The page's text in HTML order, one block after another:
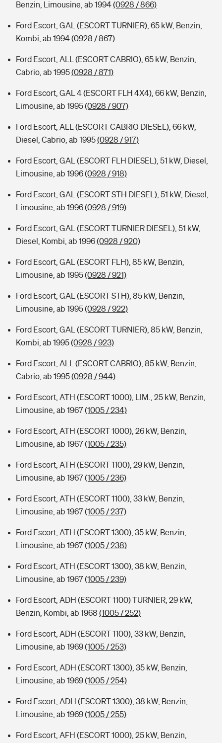
Benzin, Limousine, ab 1994(0928 / 866)
Ford Escort, GAL (ESCORT TURNIER), 65 kW, Benzin,
Kombi, ab 1994(0928 / 867)
Ford Escort, ALL (ESCORT CABRIO), 65 kW, Benzin,
Cabrio, ab 1995(0928 / 871)
Ford Escort, GAL 4 (ESCORT FLH 4X4), 66 kW, Benzin,
Limousine, ab 1995(0928 / 907)
Ford Escort, ALL (ESCORT CABRIO DIESEL), 66 kW,
Diesel, Cabrio, ab 1995(0928 / 917)
Ford Escort, GAL (ESCORT FLH DIESEL), 51 kW, Diesel,
Limousine, ab 1996(0928 / 918)
Ford Escort, GAL (ESCORT STH DIESEL), 51 kW, Diesel,
Limousine, ab 1996(0928 / 919)
Ford Escort, GAL (ESCORT TURNIER DIESEL), 51 kW,
Diesel, Kombi, ab 1996(0928 / 920)
Ford Escort, GAL (ESCORT FLH), 85 kW, Benzin,
Limousine, ab 1995(0928 / 921)
Ford Escort, GAL (ESCORT STH), 85 kW, Benzin,
Limousine, ab 1995(0928 / 922)
Ford Escort, GAL (ESCORT TURNIER), 85 kW, Benzin,
Kombi, ab 1995(0928 / 923)
Ford Escort, ALL (ESCORT CABRIO), 85 kW, Benzin,
Cabrio, ab 1995(0928 / 944)
Ford Escort, ATH (ESCORT 1000), LIM., 25 kW, Benzin,
Limousine, ab 1967(1005 / 234)
Ford Escort, ATH (ESCORT 1000), 26 kW, Benzin,
Limousine, ab 1967(1005 / 235)
Ford Escort, ATH (ESCORT 1100), 29 kW, Benzin,
Limousine, ab 1967(1005 / 236)
Ford Escort, ATH (ESCORT 1100), 33 kW, Benzin,
Limousine, ab 1967(1005 / 237)
Ford Escort, ATH (ESCORT 1300), 35 kW, Benzin,
Limousine, ab 1967(1005 / 238)
Ford Escort, ATH (ESCORT 1300), 38 kW, Benzin,
Limousine, ab 1967(1005 / 239)
Ford Escort, ADH (ESCORT 1100) TURNIER, 29 kW,
Benzin, Kombi, ab 1968 (1005 / 252)
Ford Escort, ADH (ESCORT 1100), 33 kW, Benzin,
Limousine, ab 1969(1005 / 253)
Ford Escort, ADH (ESCORT 1300), 35 kW, Benzin,
Limousine, ab 1969(1005 / 254)
Ford Escort, ADH (ESCORT 1300), 38 kW, Benzin,
Limousine, ab 1969(1005 / 255)
Ford Escort, AFH (ESCORT 1000), 25 kW, Benzin,